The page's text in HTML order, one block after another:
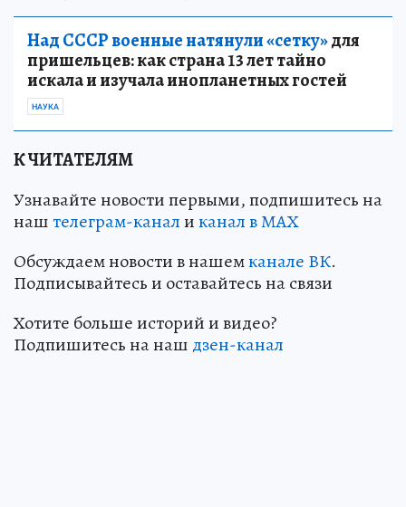
Над СССР военные натянули «сетку»для
пришельцев: как страна 13 лет тайно
искала и изучала инопланетных гостей
НАУКА
К ЧИТАТЕЛЯМ
Узнавайте новости первыми, подпишитесь на
наштелеграм-каналиканал в МАХ
Обсуждаем новости в нашемканале ВК.
Подписывайтесь и оставайтесь на связи
Хотите больше историй и видео?
Подпишитесь на наш дзен-канал